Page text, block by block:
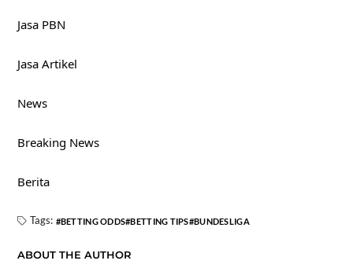
Jasa PBN
Jasa Artikel
News
Breaking News
Berita
Tags: BETTING ODDS BETTING TIPS BUNDESLIGA
ABOUT THE AUTHOR